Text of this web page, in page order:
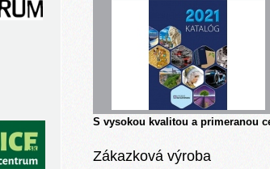
S vysokou kvalitou a primeranou
Zákazková výroba